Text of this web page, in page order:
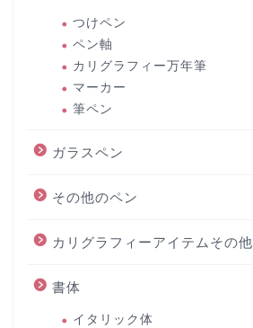
つけペン
ペン軸
カリグラフィー万年筆
マーカー
筆ペン
ガラスペン
その他のペン
カリグラフィーアイテムその他
書体
イタリック体